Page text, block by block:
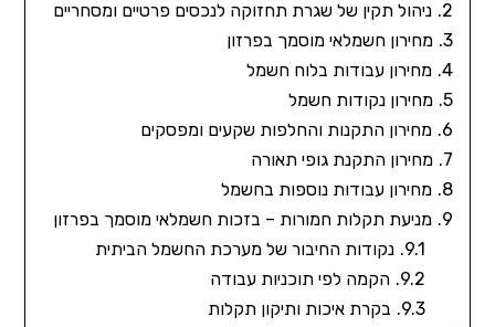
ניהול תקין של שגרת תחזוקה לנכסים פרטיים ומסחריים
מחירון חשמלאי מוסמך בפרזון
מחירון עבודות בלוח חשמל
מחירון נקודות חשמל
מחירון התקנות והחלפות שקעים ומפסקים
מחירון התקנת גופי תאורה
מחירון עבודות נוספות בחשמל
מניעת תקלות חמורות – בזכות חשמלאי מוסמך בפרזון
נקודות החיבור של מערכת החשמל הביתית
הקמה לפי תוכניות עבודה
בקרת איכות ותיקון תקלות